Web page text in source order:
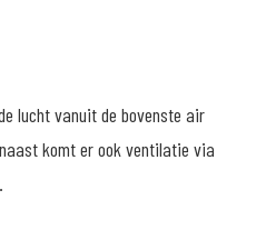
lucht vanuit de bovenste air
komt er ook ventilatie via